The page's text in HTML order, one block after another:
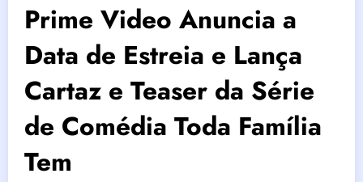
Prime Video Anuncia a
Data de Estreia e Lança
Cartaz e Teaser da Série
de Comédia Toda Família
Tem